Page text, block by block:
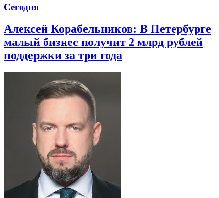
Сегодня
Алексей Корабельников: В Петербурге
малый бизнес получит 2 млрд рублей
поддержки за три года